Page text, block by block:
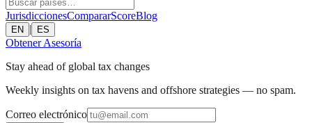
JurisdiccionesCompararScoreBlog
EN | ES
Obtener Asesoría
Stay ahead of global tax changes
Weekly insights on tax havens and offshore strategies — no spam.
Correo electrónico